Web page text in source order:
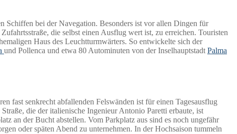
Schiffen bei der Navegation. Besonders ist vor allen Dingen für
ße, die selbst einen Ausflug wert ist, zu erreichen. Touristen
Haus des Leuchtturmwärters. So entwickelte sich der
und Pollenca und etwa 80 Autominuten von der Inselhauptstadt Palma
fast senkrecht abfallenden Felswänden ist für einen Tagesausflug
die der italienische Ingenieur Antonio Paretti erbaute, ist
an der Bucht abstellen. Vom Parkplatz aus sind es noch ungefähr
oder späten Abend zu unternehmen. In der Hochsaison tummeln